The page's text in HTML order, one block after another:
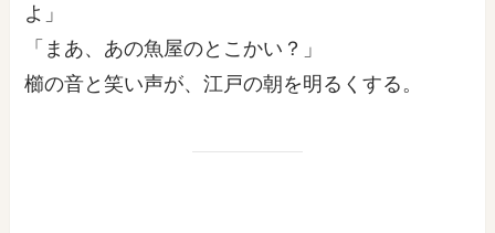
よ」
「まあ、あの魚屋のとこかい？」
櫛の音と笑い声が、江戸の朝を明るくする。